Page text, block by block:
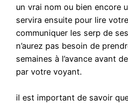
un vrai nom ou bien encore
servira ensuite pour lire
communiquer les serp de
n’aurez pas besoin de
semaines à l’avance avant
par votre voyant.
il est important de savoir